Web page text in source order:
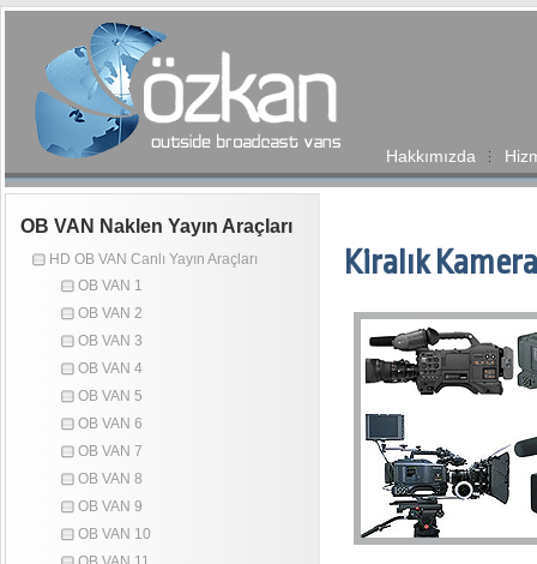
Hakkımızda
OB VAN Naklen Yayın Araçları
HD OB VAN Canlı Yayın Araçları
OB VAN 1
OB VAN 2
OB VAN 3
OB VAN 4
OB VAN 5
OB VAN 6
OB VAN 7
OB VAN 8
OB VAN 9
OB VAN 10
Kiralık Kamera